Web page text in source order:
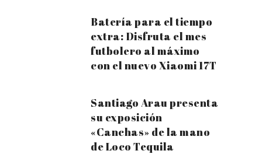
Batería para el tiempo
extra: Disfruta el mes
futbolero al máximo
con el nuevo Xiaomi 17T
Santiago Arau presenta
su exposición
«Canchas» de la mano
de Loco Tequila